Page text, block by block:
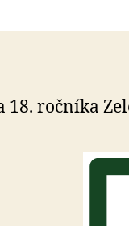
18. ročníka